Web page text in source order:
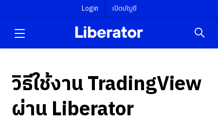
Login เปิดบัญชี
วิธีใช้งาน TradingView
ผ่าน Liberator